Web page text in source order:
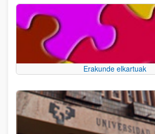
Erakunde elkartuak